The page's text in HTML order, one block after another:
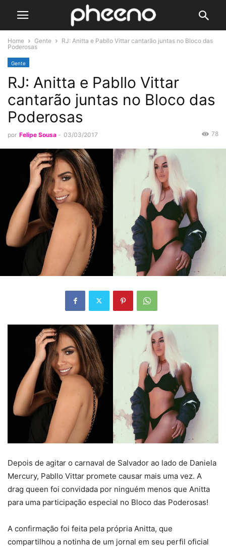
Home Gente
RJ: Anitta e Pabllo Vittar cantarão juntas no Bloco das
Poderosas
Gente
RJ: Anitta e Pabllo Vittar
cantarão juntas no Bloco das
Poderosas
por Felipe Sousa - 03/03/2017 78
Depois de agitar o carnaval de Salvador ao lado de Daniela
Mercury, Pabllo Vittar promete causar mais uma vez. A
drag queen foi convidada por ninguém menos que Anitta
para uma participação especial no Bloco das Poderosas!
A confirmação foi feita pela própria Anitta, que
compartilhou a notinha de um jornal em seu perfil oficial